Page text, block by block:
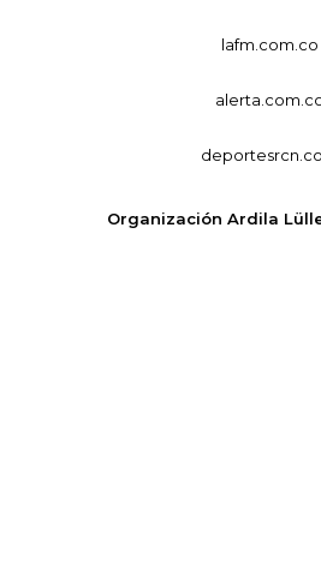
lafm.com.co
Organización Ardila